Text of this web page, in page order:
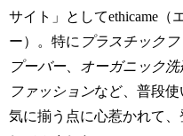
サイト」としてethicame（
ー）。特に プラスチック
プーバー、 オーガニック洗
ファッションなど、普段
気に揃う点に心惹かれて